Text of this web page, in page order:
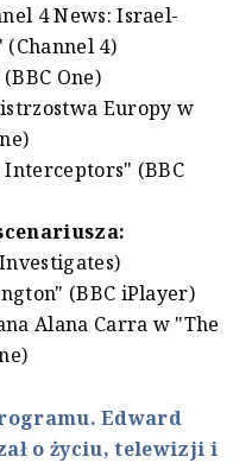
4 News: Israel-
4)
One)
Europy w
Interceptors" (BBC
(BBC iPlayer)
Alana Carra w "The
Edward
o życiu, telewizji i